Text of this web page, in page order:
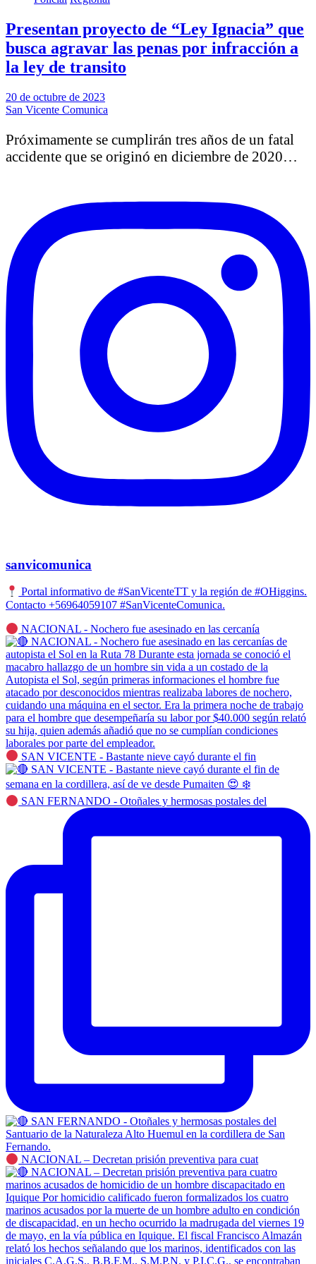
Presentan proyecto de “Ley Ignacia” que
busca agravar las penas por infracción a
la ley de transito
20 de octubre de 2023
San Vicente Comunica
Próximamente se cumplirán tres años de un fatal
accidente que se originó en diciembre de 2020…
sanvicomunica
Portal informativo de #SanVicenteTT y la región de #OHiggins.
Contacto +56964059107 #SanVicenteComunica.
NACIONAL - Nochero fue asesinado en las cercanía
SAN VICENTE - Bastante nieve cayó durante el fin
SAN FERNANDO - Otoñales y hermosas postales del
NACIONAL – Decretan prisión preventiva para cuat